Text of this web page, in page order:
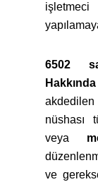
6502
nüshası
veya
ve